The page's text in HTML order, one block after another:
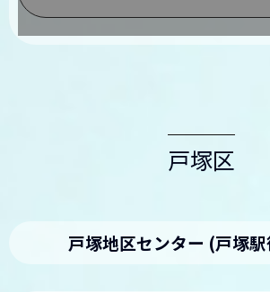
戸塚区
戸塚地区センター (戸塚